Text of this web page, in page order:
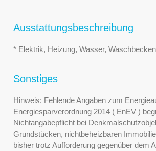
Ausstattungsbeschreibung
* Elektrik, Heizung, Wasser, Waschbecken
Sonstiges
Hinweis: Fehlende Angaben zum
Energiesparverordnung 2014 ( EnEV )
Nichtangabepflicht bei
Grundstücken, nichtbeheizbaren
bisher trotz Aufforderung gegenüber dem